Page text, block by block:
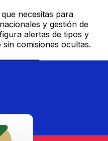
necesitas para
y gestión de
alertas de tipos y
comisiones ocultas.